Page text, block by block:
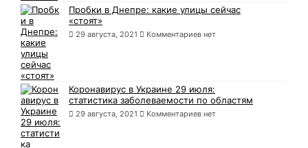
Пробки в Днепре: какие улицы сейчас
«стоят»
29 августа, 2021 Комментариев нет
Коронавирус в Украине 29 июля:
статистика заболеваемости по областям
29 августа, 2021 Комментариев нет